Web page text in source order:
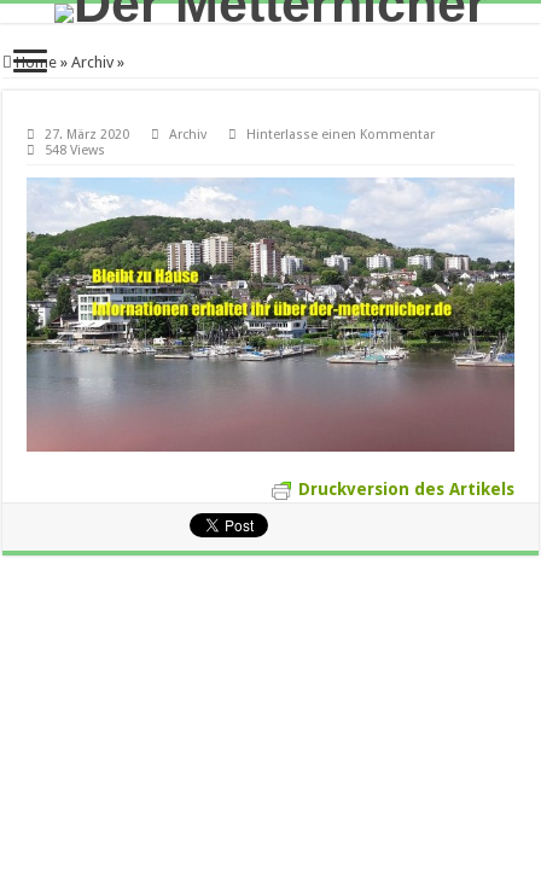
Home » Archiv »
27. März 2020 Archiv
Hinterlasse einen Kommentar
548 Views
Druckversion des Artikels